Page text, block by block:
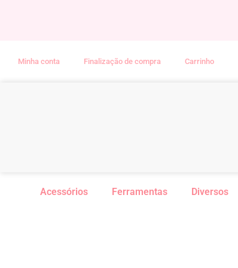
Minha conta Finalização de compra Carrinho
Acessórios Ferramentas Diversos